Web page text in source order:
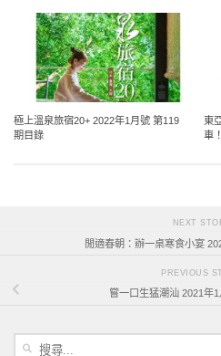
極上溫泉旅宿20+ 2022年1月號 第119
期目錄
東
車
NEXT
閒適春朝：辦一桌寒食小宴
PREVIOUS
嘗一口生猛潮汕 2021年